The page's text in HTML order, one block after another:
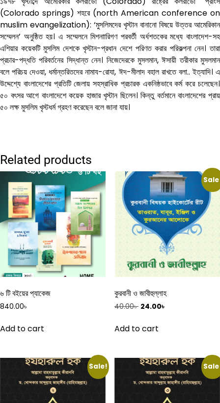
(Colorado springs) শহরে (north American conference on
muslim evangelization): ‘মুসলিমদের খৃস্টান বানানো বিষয়ে উত্তর আমেরিকান
সম্মেলন’ অনুষ্ঠিত হয়। এ সম্মেলনে মিশনাারিগণ পরবর্তী অর্ধশতকের মধ্যে বাংলাদেশ-সহ
এশিয়ার কয়েকটি মুসলিম দেশকে খৃস্টান-প্রধান দেশে পরিণত করার পরিকল্পনা নেন। তারা
প্রচার-পদ্ধতি পরিবর্তনের সিদ্ধান্ত নেন। নিজেদেরকে মুসলমান, ঈসায়ী তরীকার মুসলমান
বলে পরিচয় দেওয়া, ধর্মান্তরিতদের নামায-রোযা, ঈদ-মীলাদ বহাল রাখতে বলা.. ইত্যাদি। এ
উদ্দেশ্যে বাংলাদেশের প্রতিটি জেলায় সহস্রাধিক প্রচারক একনিষ্ঠভাবে কর্ম করে চলেছেন।
৫০ বৎসর আগে বাংলাদেশে কয়েক হাজার খৃস্টান ছিলেন। কিন্তু বর্তমানে বাংলাদেশের প্রায়
৫০ লক্ষ মুসলিম খৃস্টধর্ম গ্রহণ করেছেন বলে জানা যায়।
Related products
৬ টি বইয়ের প্যাকেজ
840.00৳
Add to cart
কুরবানী ও জাবীহুল্লাহ
40.00৳ Original
was:
24.00৳
Add to cart
Sale!